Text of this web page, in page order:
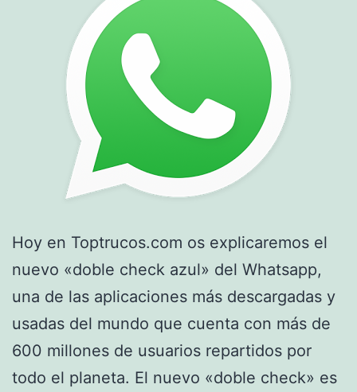
Hoy en Toptrucos.com os explicaremos el
nuevo «doble check azul» del Whatsapp,
una de las aplicaciones más descargadas y
usadas del mundo que cuenta con más de
600 millones de usuarios repartidos por
todo el planeta. El nuevo «doble check» es